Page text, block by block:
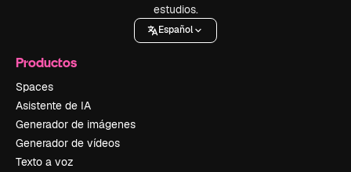
estudios.
Español
Productos
Spaces
Asistente de IA
Generador de imágenes
Generador de vídeos
Texto a voz